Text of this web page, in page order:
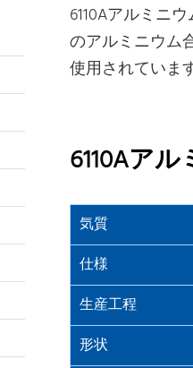
6110Aアルミニ
のアルミニウム
使用されていま
6110Aア
気質
仕様
生産工程
形状